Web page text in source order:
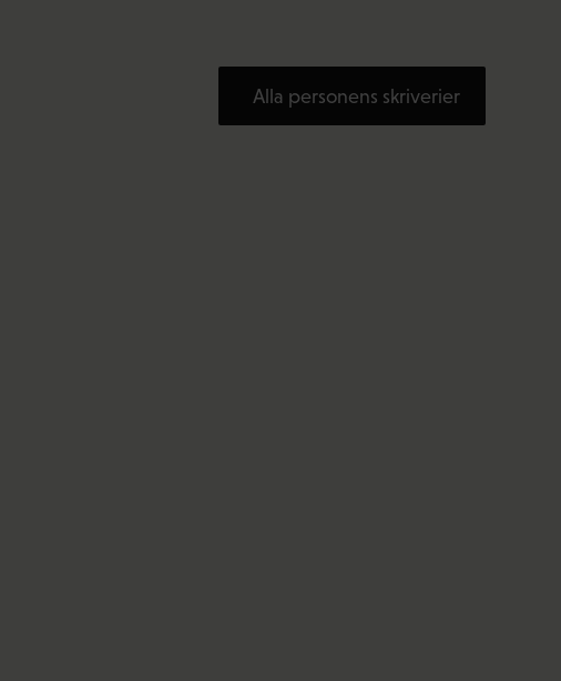
Alla personens skriverier